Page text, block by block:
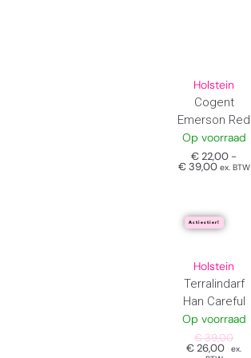
Holstein
Cogent
Emerson Red
Op voorraad
€22,00 -
€39,00 ex. BTW
Actiestier!
Holstein
Terralindarf
Han Careful
Op voorraad
€39,00
€26,00
ex.